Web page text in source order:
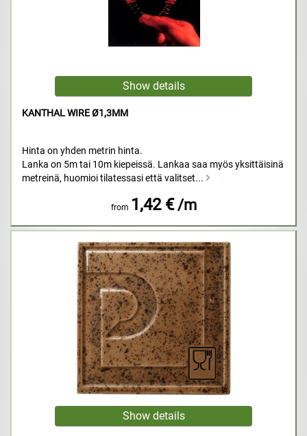
KANTHAL WIRE Ø1,3MM
Hinta on yhden metrin hinta.
Lanka on 5m tai 10m kiepeissä. Lankaa saa myös yksittäisinä
metreinä, huomioi tilatessasi että valitset...
from 1,42 € /m